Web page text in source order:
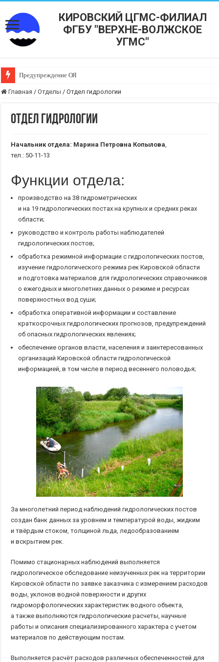
КИРОВСКИЙ ЦГМС-ФИЛИАЛ
ФГБУ "ВЕРХНЕ-ВОЛЖСКОЕ
УГМС"
Предупреждение ОЯ
Главная / Отделы / Отдел гидрологии
Отдел гидрологии
Начальник отдела: Марина Петровна Копылова,
тел.: 50-11-13
Функции отдела:
производство на 38 гидрометрических
и на 19 гидрологических постах на крупных и средних реках
области;
руководство и контроль работы наблюдателей
гидрологических постов;
обработка режимной информации с гидрологических постов,
изучение гидрологического режима рек Кировской области
и подготовка материалов для гидрологических справочников
о ежегодных и многолетних данных о режиме и ресурсах
поверхностных вод суши;
обработка оперативной информации и составление
краткосрочных гидрологических прогнозов, предупреждений
об опасных гидрологических явлениях;
обеспечение органов власти, населения и заинтересованных
организаций Кировской области гидрологической
информацией, в том числе в период весеннего половодья;
За многолетний период наблюдений гидрологических постов
создан банк данных за уровнем и температурой воды, жидким
и твёрдым стоком, толщиной льда, ледообразованием
и вскрытием рек.
Помимо стационарных наблюдений выполняется
гидрологическое обследование неизученных рек на территории
Кировской области по заявке заказчика с измерением расходов
воды, уклонов водной поверхности и других
гидроморфологических характеристик водного объекта,
а также выполняются гидрологические расчеты, научные
работы и описания специализированного характера с учетом
материалов по действующим постам.
Выполняется расчёт расходов различных обеспеченностей для